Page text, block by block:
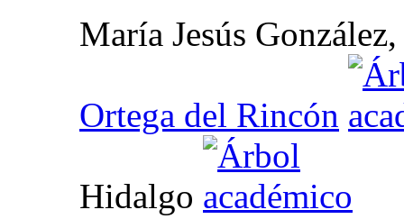
María Jesús
Ortega del Rincón
Hidalgo